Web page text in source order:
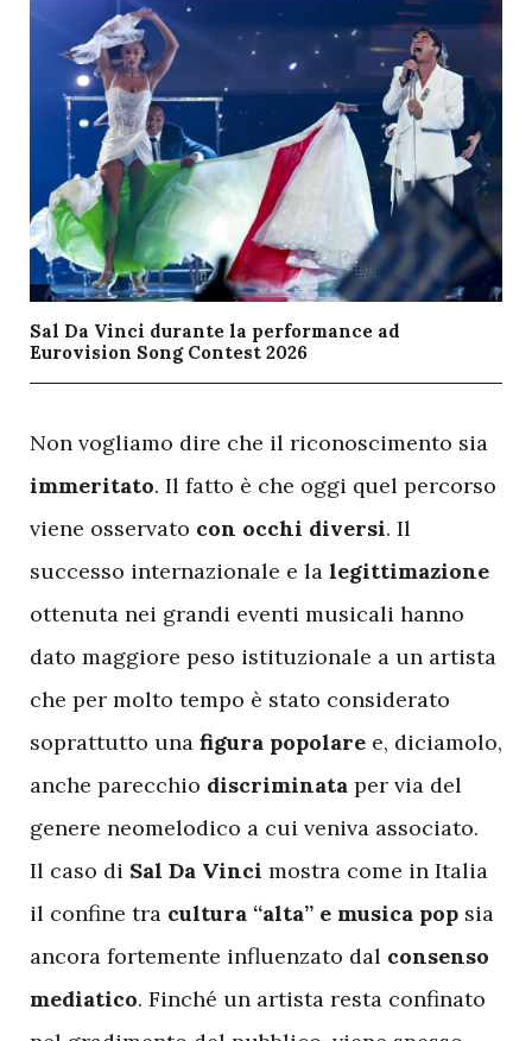
Sal Da Vinci durante la performance ad
Eurovision Song Contest 2026
Non vogliamo dire che il riconoscimento sia
immeritato. Il fatto è che oggi quel percorso
viene osservato con occhi diversi. Il
successo internazionale e la legittimazione
ottenuta nei grandi eventi musicali hanno
dato maggiore peso istituzionale a un artista
che per molto tempo è stato considerato
soprattutto una figura popolare e, diciamolo,
anche parecchio discriminata per via del
genere neomelodico a cui veniva associato.
Il caso di Sal Da Vinci mostra come in Italia
il confine tra cultura “alta” e musica pop sia
ancora fortemente influenzato dal consenso
mediatico. Finché un artista resta confinato